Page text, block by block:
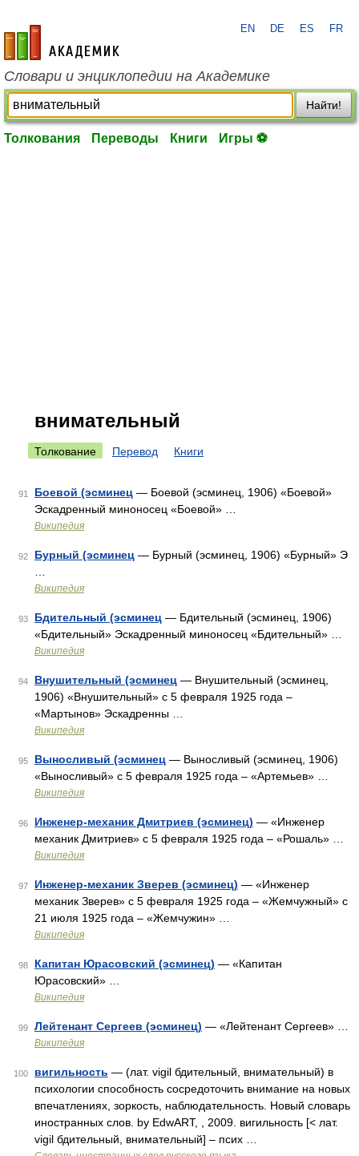
academic.ru
EN DE ES FR
Словари и энциклопедии на Академике
Найти!
Толкования Переводы Книги Игры ⚽
внимательный
Толкование Перевод Книги
91 Боевой (эсминец — Боевой (эсминец, 1906) «Боевой»
Эскадренный миноносец «Боевой» …
Википедия
92 Бурный (эсминец — Бурный (эсминец, 1906) «Бурный» Э
Википедия
93 Бдительный (эсминец — Бдительный (эсминец, 1906)
«Бдительный» Эскадренный миноносец «Бдительный» …
Википедия
94 Внушительный (эсминец — Внушительный (эсминец,
1906) «Внушительный» с 5 февраля 1925 года –
«Мартынов» Эскадренны …
Википедия
95 Выносливый (эсминец — Выносливый (эсминец, 1906)
«Выносливый» с 5 февраля 1925 года – «Артемьев» …
Википедия
96 Инженер-механик Дмитриев (эсминец) — «Инженер
механик Дмитриев» с 5 февраля 1925 года – «Рошаль» …
Википедия
97 Инженер-механик Зверев (эсминец) — «Инженер
механик Зверев» с 5 февраля 1925 года – «Жемчужный» с
21 июля 1925 года – «Жемчужин» …
Википедия
98 Капитан Юрасовский (эсминец) — «Капитан
Юрасовский» …
Википедия
99 Лейтенант Сергеев (эсминец) — «Лейтенант Сергеев» …
Википедия
100 вигильность — (лат. vigil бдительный, внимательный) в
психологии способность сосредоточить внимание на новых
впечатлениях, зоркость, наблюдательность. Новый словарь
иностранных слов. by EdwART, , 2009. вигильность [< лат.
vigil бдительный, внимательный] – псих …